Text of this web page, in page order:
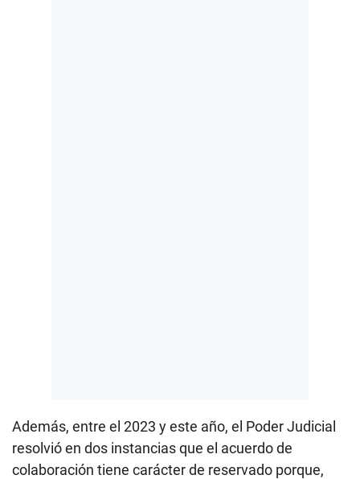
Además, entre el 2023 y este año, el Poder Judicial
resolvió en dos instancias que el acuerdo de
colaboración tiene carácter de reservado porque,